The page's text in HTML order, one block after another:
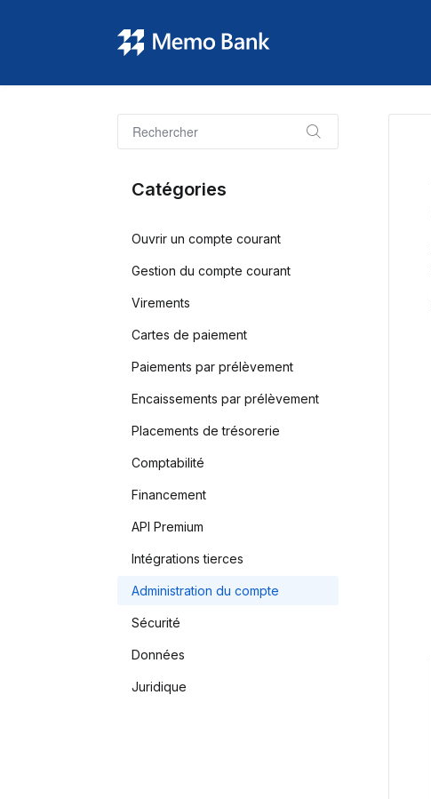
Catégories
Ouvrir un compte courant
Gestion du compte courant
Virements
Cartes de paiement
Paiements par prélèvement
Encaissements par prélèvement
Placements de trésorerie
Comptabilité
Financement
API Premium
Intégrations tierces
Administration du compte
Sécurité
Données
Juridique